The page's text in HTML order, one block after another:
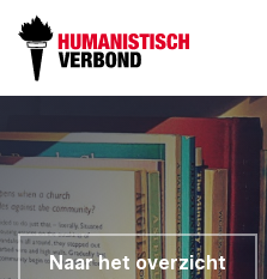
Naar het overzicht